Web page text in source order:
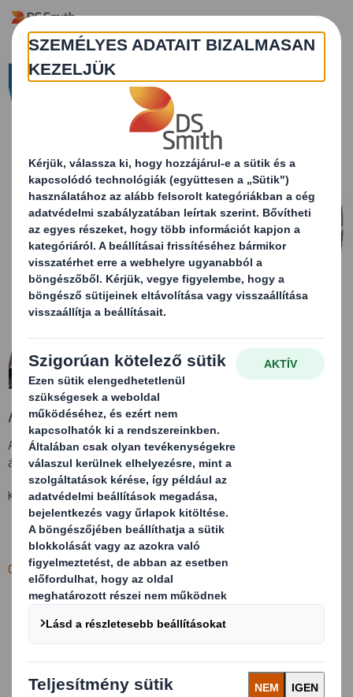
Az oldal nem található (404)
A keresett oldal nem találhatót. Lehet, hogy eltávolították vagy
átnevezték.
Kérjük, térjen vissza adssmith.comoldalra.
Cookie-beállítások